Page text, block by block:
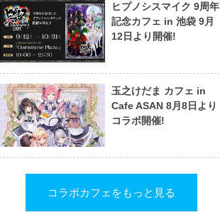
ヒプノシスマイク 9周年
記念カフェ in 池袋 9月
12日より開催!
玉之けだま カフェ in
Cafe ASAN 8月8日より
コラボ開催!
コラボカフェをもっと見る